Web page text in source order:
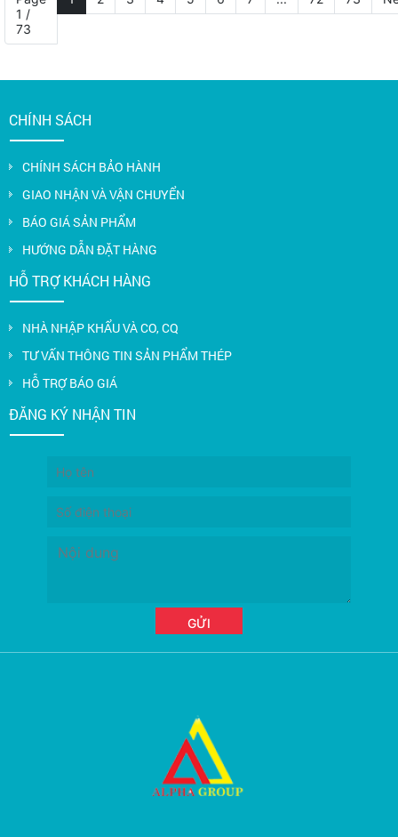
1 /
73
CHÍNH SÁCH
CHÍNH SÁCH BẢO HÀNH
GIAO NHẬN VÀ VẬN CHUYỂN
BÁO GIÁ SẢN PHẨM
HƯỚNG DẪN ĐẶT HÀNG
HỖ TRỢ KHÁCH HÀNG
NHÀ NHẬP KHẨU VÀ CO, CQ
TƯ VẤN THÔNG TIN SẢN PHẨM THÉP
HỖ TRỢ BÁO GIÁ
ĐĂNG KÝ NHẬN TIN